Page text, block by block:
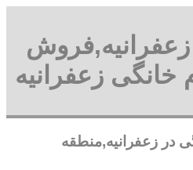
خانگی زعفرانیه
در زعفرانیه,منطقه